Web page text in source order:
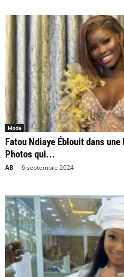
Mode
Fatou Ndiaye Éblouit dans
Photos qui...
AB - 6 septembre 2024